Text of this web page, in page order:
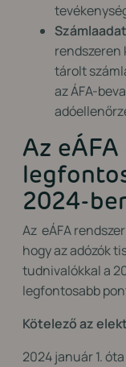
rendszeren
tárolt
az ÁFA-
Az
2024-
Az eÁFA
hogy az adózók
tudnivalókkal a
legfontosabb
Kötelező az
2024 január 1.